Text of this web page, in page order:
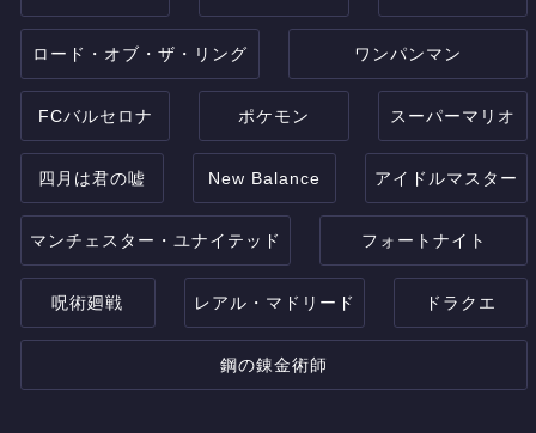
ロード・オブ・ザ・リング ワンパンマン
FCバルセロナ ポケモン スーパーマリオ
四月は君の嘘 New Balance アイドルマスター
マンチェスター・ユナイテッド フォートナイト
呪術廻戦 レアル・マドリード ドラクエ
鋼の錬金術師